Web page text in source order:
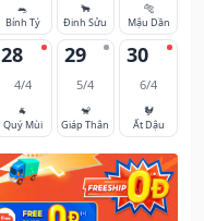
🐀
Bính Tý
🐂
Đinh Sửu
🐅
Mậu Dần
28
4/4
🐐
Quý Mùi
29
5/4
🐒
Giáp Thân
30
6/4
🐓
Ất Dậu